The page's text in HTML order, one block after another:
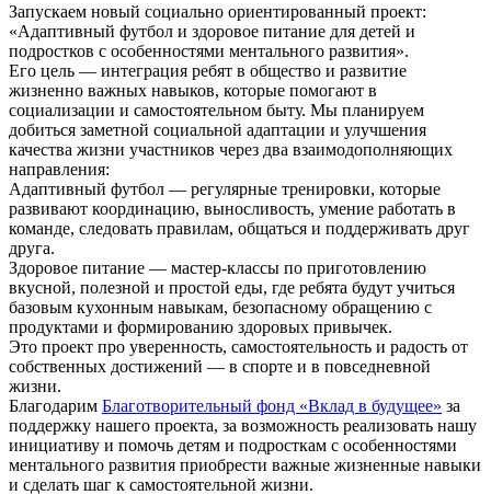
Запускаем новый социально ориентированный проект:
«Адаптивный футбол и здоровое питание для детей и
подростков с особенностями ментального развития».
Его цель — интеграция ребят в общество и развитие
жизненно важных навыков, которые помогают в
социализации и самостоятельном быту. Мы планируем
добиться заметной социальной адаптации и улучшения
качества жизни участников через два взаимодополняющих
направления:
Адаптивный футбол — регулярные тренировки, которые
развивают координацию, выносливость, умение работать в
команде, следовать правилам, общаться и поддерживать друг
друга.
Здоровое питание — мастер-классы по приготовлению
вкусной, полезной и простой еды, где ребята будут учиться
базовым кухонным навыкам, безопасному обращению с
продуктами и формированию здоровых привычек.
Это проект про уверенность, самостоятельность и радость от
собственных достижений — в спорте и в повседневной
жизни.
Благодарим Благотворительный фонд «Вклад в будущее» за
поддержку нашего проекта, за возможность реализовать нашу
инициативу и помочь детям и подросткам с особенностями
ментального развития приобрести важные жизненные навыки
и сделать шаг к самостоятельной жизни.